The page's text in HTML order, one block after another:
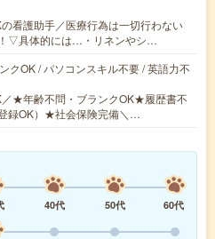
看護助手／医療行為は一切行わない
▽具体的には…・リネンやシ…
クOK / パソコンスキル不要 / 英語力不
／★年齢不問・ブランクOK★履歴書不
録OK）★社会保険完備＼…
40代 50代
60代